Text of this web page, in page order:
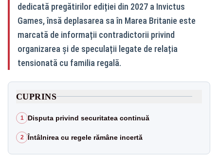
dedicată pregătirilor ediției din 2027 a Invictus
Games, însă deplasarea sa în Marea Britanie este
marcată de informații contradictorii privind
organizarea și de speculații legate de relația
tensionată cu familia regală.
CUPRINS
1 Disputa privind securitatea continuă
2 Întâlnirea cu regele rămâne incertă